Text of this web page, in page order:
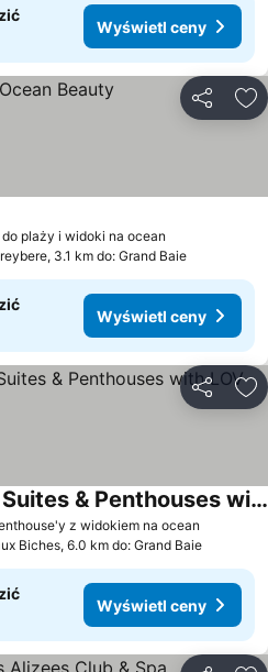
Wyświetl ceny
plaży i widoki na ocean
3.1 km do: Grand Baie
Wyświetl ceny
z widokiem na ocean
Bon Azur Beachfront Suites & Penthouses with LOV
Biches, 6.0 km do: Grand Baie
Wyświetl ceny